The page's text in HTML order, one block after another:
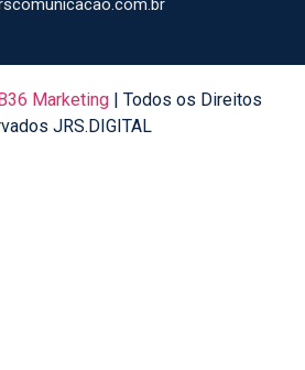
Marketing| Todos os Direitos
JRS.DIGITAL